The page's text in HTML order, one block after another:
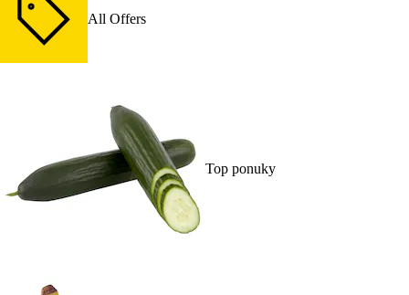
All Offers
Top ponuky